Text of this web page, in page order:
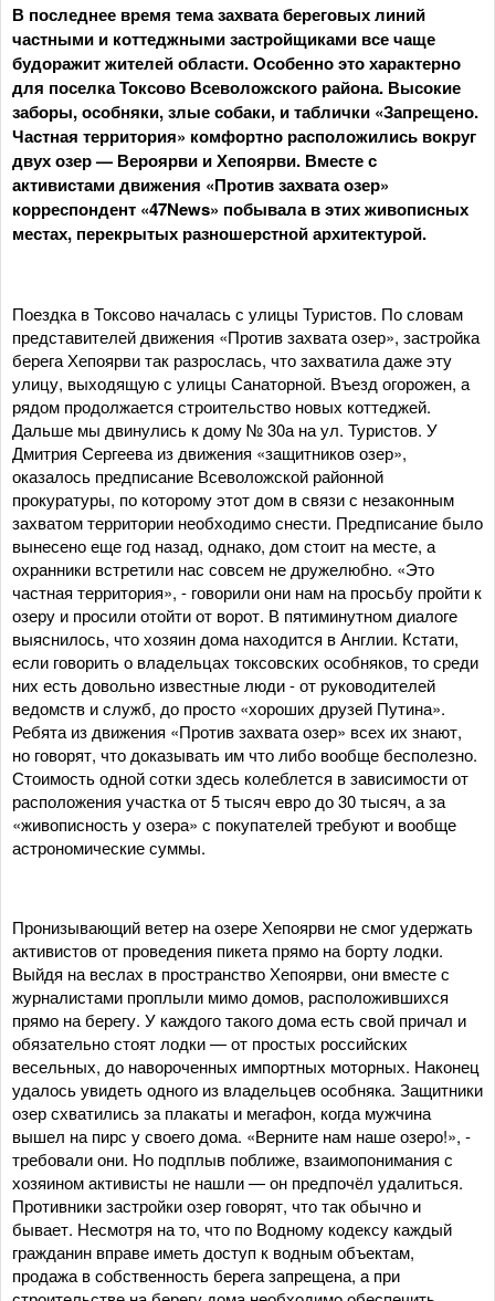
В последнее время тема захвата береговых линий
частными и коттеджными застройщиками все чаще
будоражит жителей области. Особенно это характерно
для поселка Токсово Всеволожского района. Высокие
заборы, особняки, злые собаки, и таблички «Запрещено.
Частная территория» комфортно расположились вокруг
двух озер — Вероярви и Хепоярви. Вместе с
активистами движения «Против захвата озер»
корреспондент «47News» побывала в этих живописных
местах, перекрытых разношерстной архитектурой.
Поездка в Токсово началась с улицы Туристов. По словам
представителей движения «Против захвата озер», застройка
берега Хепоярви так разрослась, что захватила даже эту
улицу, выходящую с улицы Санаторной. Въезд огорожен, а
рядом продолжается строительство новых коттеджей.
Дальше мы двинулись к дому № 30а на ул. Туристов. У
Дмитрия Сергеева из движения «защитников озер»,
оказалось предписание Всеволожской районной
прокуратуры, по которому этот дом в связи с незаконным
захватом территории необходимо снести. Предписание было
вынесено еще год назад, однако, дом стоит на месте, а
охранники встретили нас совсем не дружелюбно. «Это
частная территория», - говорили они нам на просьбу пройти к
озеру и просили отойти от ворот. В пятиминутном диалоге
выяснилось, что хозяин дома находится в Англии. Кстати,
если говорить о владельцах токсовских особняков, то среди
них есть довольно известные люди - от руководителей
ведомств и служб, до просто «хороших друзей Путина».
Ребята из движения «Против захвата озер» всех их знают,
но говорят, что доказывать им что либо вообще бесполезно.
Стоимость одной сотки здесь колеблется в зависимости от
расположения участка от 5 тысяч евро до 30 тысяч, а за
«живописность у озера» с покупателей требуют и вообще
астрономические суммы.
Пронизывающий ветер на озере Хепоярви не смог удержать
активистов от проведения пикета прямо на борту лодки.
Выйдя на веслах в пространство Хепоярви, они вместе с
журналистами проплыли мимо домов, расположившихся
прямо на берегу. У каждого такого дома есть свой причал и
обязательно стоят лодки — от простых российских
весельных, до навороченных импортных моторных. Наконец
удалось увидеть одного из владельцев особняка. Защитники
озер схватились за плакаты и мегафон, когда мужчина
вышел на пирс у своего дома. «Верните нам наше озеро!», -
требовали они. Но подплыв поближе, взаимопонимания с
хозяином активисты не нашли — он предпочёл удалиться.
Противники застройки озер говорят, что так обычно и
бывает. Несмотря на то, что по Водному кодексу каждый
гражданин вправе иметь доступ к водным объектам,
продажа в собственность берега запрещена, а при